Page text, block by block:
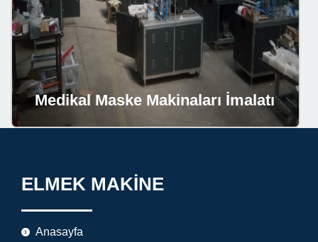
Medikal Maske Makinaları İmalatı
ELMEK MAKİNE
Anasayfa